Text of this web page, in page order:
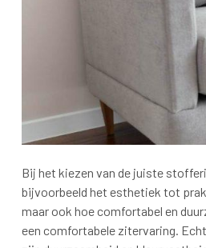
Bij het kiezen van de juiste
bijvoorbeeld het esthetiek tot
maar ook hoe comfortabel en
een comfortabele zitervaring.